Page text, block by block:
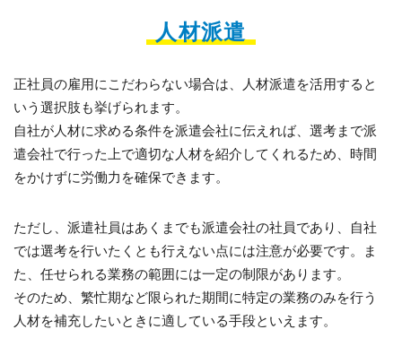
人材派遣
正社員の雇用にこだわらない場合は、人材派遣を活用すると
いう選択肢も挙げられます。
自社が人材に求める条件を派遣会社に伝えれば、選考まで派
遣会社で行った上で適切な人材を紹介してくれるため、時間
をかけずに労働力を確保できます。
ただし、派遣社員はあくまでも派遣会社の社員であり、自社
では選考を行いたくとも行えない点には注意が必要です。ま
た、任せられる業務の範囲には一定の制限があります。
そのため、繁忙期など限られた期間に特定の業務のみを行う
人材を補充したいときに適している手段といえます。